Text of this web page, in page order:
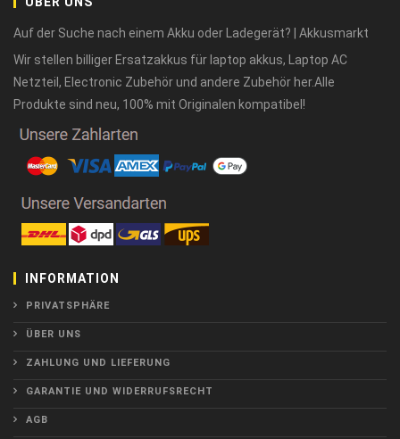
Auf der Suche nach einem Akku oder Ladegerät? | Akkusmarkt
Wir stellen billiger Ersatzakkus für laptop akkus, Laptop AC
Netzteil, Electronic Zubehör und andere Zubehör her.Alle
Produkte sind neu, 100% mit Originalen kompatibel!
INFORMATION
PRIVATSPHÄRE
ÜBER UNS
ZAHLUNG UND LIEFERUNG
GARANTIE UND WIDERRUFSRECHT
AGB